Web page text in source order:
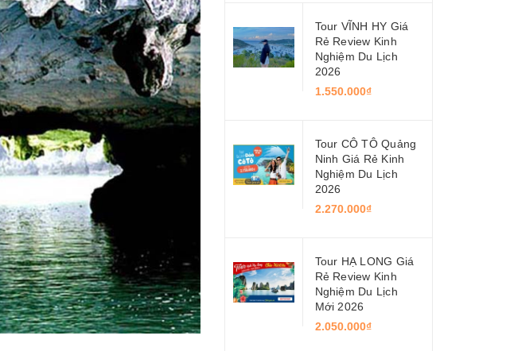
Tour VĨNH HY Giá
Rẻ Review Kinh
Nghiệm Du Lịch
2026
1.550.000₫
Tour CÔ TÔ Quảng
Ninh Giá Rẻ Kinh
Nghiệm Du Lịch
2026
2.270.000₫
Tour HẠ LONG Giá
Rẻ Review Kinh
Nghiệm Du Lịch
Mới 2026
2.050.000₫